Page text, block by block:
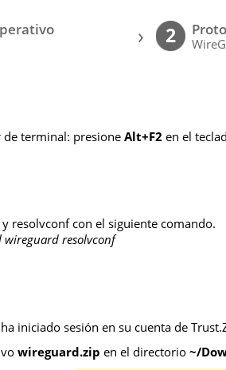
› 2
de terminal: presioneAlt+F2 en el
resolvconf con el siguiente comando.
resolvconf
iniciado sesión en su cuenta de
wireguard.zip en el directorio~/